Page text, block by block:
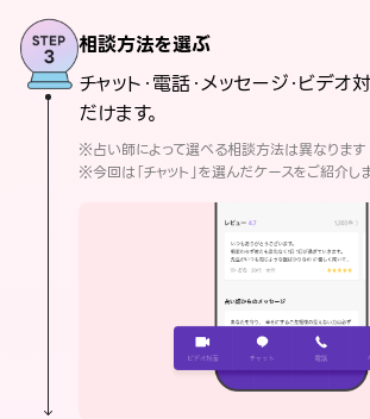
相談方法を選ぶ
チャット・電話・メッセージ・ビデ
だけます。
※占い師によって選べる相談方法は異なります
※今回は「チャット」を選んだケースをご紹介し